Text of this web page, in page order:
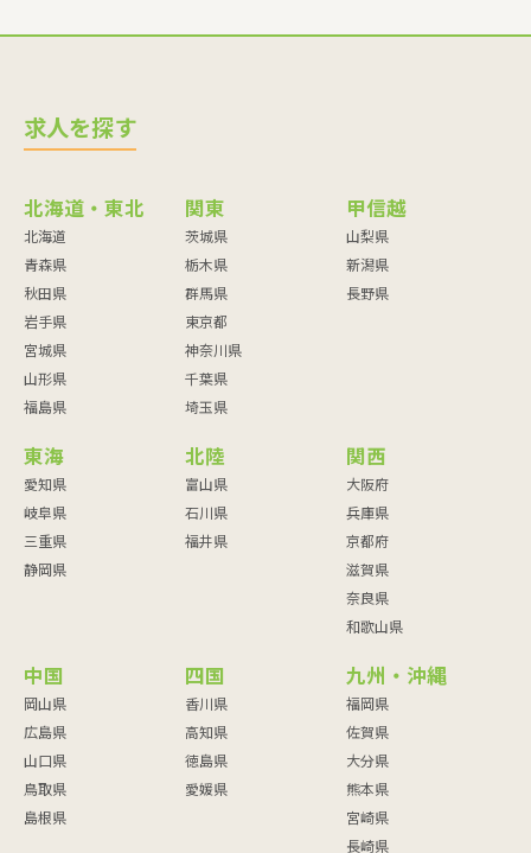
求人を探す
北海道・東北
北海道
青森県
秋田県
岩手県
宮城県
山形県
福島県
関東
茨城県
栃木県
群馬県
東京都
神奈川県
千葉県
埼玉県
甲信越
山梨県
新潟県
長野県
東海
愛知県
岐阜県
三重県
静岡県
北陸
富山県
石川県
福井県
関西
大阪府
兵庫県
京都府
滋賀県
奈良県
和歌山県
中国
岡山県
広島県
山口県
鳥取県
島根県
四国
香川県
高知県
徳島県
愛媛県
九州・沖縄
福岡県
佐賀県
大分県
熊本県
宮崎県
長崎県